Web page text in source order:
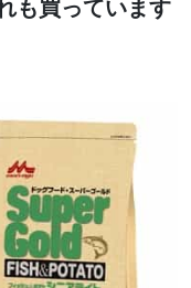
も買っています